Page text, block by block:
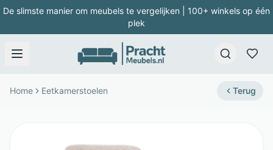
De slimste manier om meubels te vergelijken | 100+ winkels op één
plek
Home Eetkamerstoelen Terug